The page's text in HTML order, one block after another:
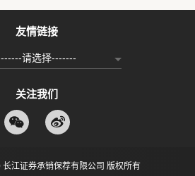
友情链接
请选择-------
关注我们
江证券承销保荐有限公司 版权所有